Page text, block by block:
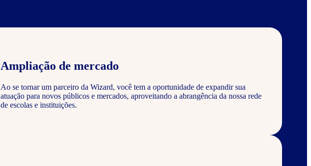
Ampliação de mercado
Ao se tornar um parceiro da Wizard, você tem a oportunidade de expandir sua
atuação para novos públicos e mercados, aproveitando a abrangência da nossa rede
de escolas e instituições.